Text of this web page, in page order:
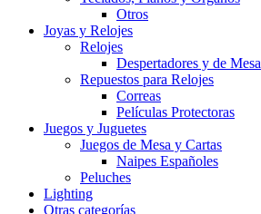
Otros
Joyas y Relojes
Relojes
Despertadores y de Mesa
Repuestos para Relojes
Correas
Películas Protectoras
Juegos y Juguetes
Juegos de Mesa y Cartas
Naipes Españoles
Peluches
Lighting
Otras categorías